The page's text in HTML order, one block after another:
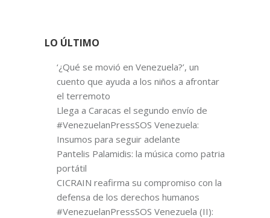
LO ÚLTIMO
‘¿Qué se movió en Venezuela?’, un
cuento que ayuda a los niños a afrontar
el terremoto
Llega a Caracas el segundo envío de
#VenezuelanPressSOS Venezuela:
Insumos para seguir adelante
Pantelis Palamidis: la música como patria
portátil
CICRAIN reafirma su compromiso con la
defensa de los derechos humanos
#VenezuelanPressSOS Venezuela (II):